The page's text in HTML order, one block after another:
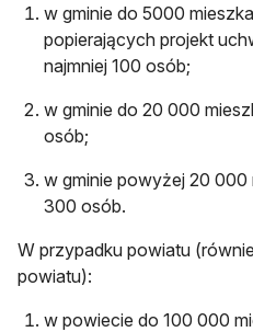
w gminie do 5000
popierających projekt
najmniej 100 osób;
w gminie do 20 000
osób;
w gminie powyżej 20 000
300 osób.
W przypadku powiatu
powiatu):
w powiecie do 100 000